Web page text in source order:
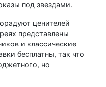
под звездами.
ценителей
представлены
и классические
бесплатны, так что
но